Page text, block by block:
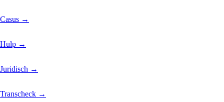
Casus →
Hulp →
Juridisch →
Transcheck →